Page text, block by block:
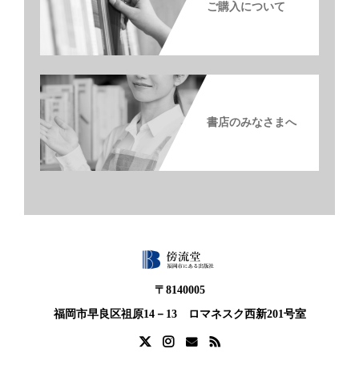
ご購入について
書店のみなさまへ
〒8140005
福岡市早良区祖原14－13 ロマネスク西新201号室